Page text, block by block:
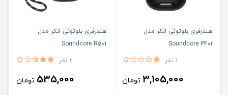
هندزفری بلوتوثی انکر مدل
Soundcore P40i
1 نفر
3,105,000 تومان
هندزفری بلوتوثی انکر مدل
Soundcore R50i
2 نفر
535,000 تومان